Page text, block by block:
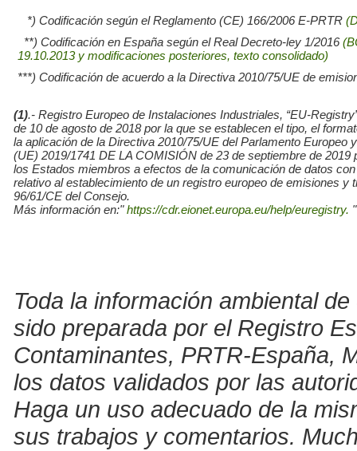
*) Codificación según el Reglamento (CE) 166/2006 E-PRTR
**) Codificación en España según el Real Decreto-ley 1/2016
19.10.2013 y modificaciones posteriores, texto consolidado)
***) Codificación de acuerdo a la Directiva 2010/75/UE de
(1).- Registro Europeo de Instalaciones Industriales, “EU-
de 10 de agosto de 2018 por la que se establecen el tipo, el
la aplicación de la Directiva 2010/75/UE del Parlamento
(UE) 2019/1741 DE LA COMISIÓN de 23 de septiembre de
los Estados miembros a efectos de la comunicación de datos
relativo al establecimiento de un registro europeo de emisiones
96/61/CE del Consejo.
Más información en:"https://cdr.eionet.europa.eu/help/euregistry. "
Toda la información ambiental
sido preparada por el Registro
Contaminantes, PRTR-España,
los datos validados por las
Haga un uso adecuado de la
sus trabajos y comentarios.